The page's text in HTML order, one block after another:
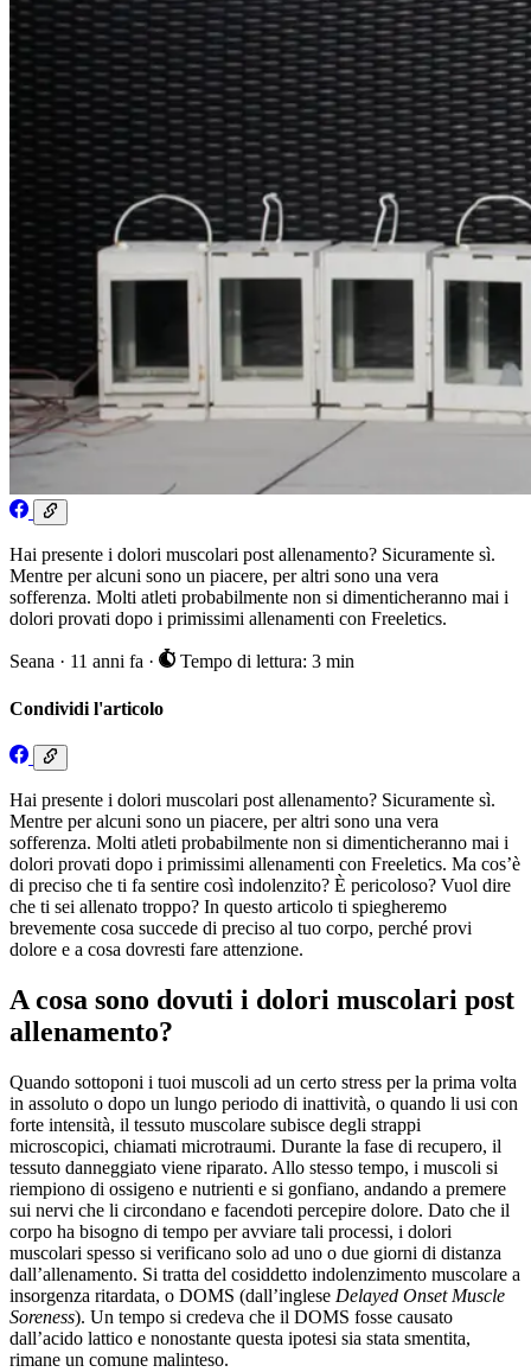
Hai presente i dolori muscolari post allenamento? Sicuramente sì.
Mentre per alcuni sono un piacere, per altri sono una vera
sofferenza. Molti atleti probabilmente non si dimenticheranno mai i
dolori provati dopo i primissimi allenamenti con Freeletics.
Seana · 11 anni fa · Tempo di lettura: 3 min
Condividi l'articolo
Hai presente i dolori muscolari post allenamento? Sicuramente sì.
Mentre per alcuni sono un piacere, per altri sono una vera
sofferenza. Molti atleti probabilmente non si dimenticheranno mai i
dolori provati dopo i primissimi allenamenti con Freeletics. Ma cos’è
di preciso che ti fa sentire così indolenzito? È pericoloso? Vuol dire
che ti sei allenato troppo? In questo articolo ti spiegheremo
brevemente cosa succede di preciso al tuo corpo, perché provi
dolore e a cosa dovresti fare attenzione.
A cosa sono dovuti i dolori muscolari post
allenamento?
Quando sottoponi i tuoi muscoli ad un certo stress per la prima volta
in assoluto o dopo un lungo periodo di inattività, o quando li usi con
forte intensità, il tessuto muscolare subisce degli strappi
microscopici, chiamati microtraumi. Durante la fase di recupero, il
tessuto danneggiato viene riparato. Allo stesso tempo, i muscoli si
riempiono di ossigeno e nutrienti e si gonfiano, andando a premere
sui nervi che li circondano e facendoti percepire dolore. Dato che il
corpo ha bisogno di tempo per avviare tali processi, i dolori
muscolari spesso si verificano solo ad uno o due giorni di distanza
dall’allenamento. Si tratta del cosiddetto indolenzimento muscolare a
insorgenza ritardata, o DOMS (dall’inglese Delayed Onset Muscle
Soreness). Un tempo si credeva che il DOMS fosse causato
dall’acido lattico e nonostante questa ipotesi sia stata smentita,
rimane un comune malinteso.